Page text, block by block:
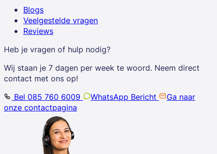
Blogs
Veelgestelde vragen
Reviews
Heb je vragen of hulp nodig?
Wij staan je 7 dagen per week te woord. Neem direct
contact met ons op!
Bel 085 760 6009
WhatsApp Bericht
Ga naar
onze contactpagina